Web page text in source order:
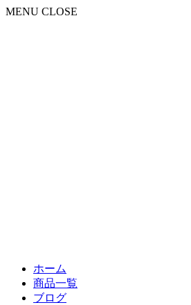
MENU CLOSE
ホーム
商品一覧
ブログ